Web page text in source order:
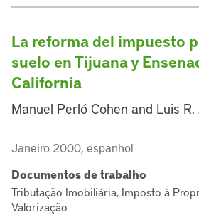
La reforma del impuesto
suelo en Tijuana y
California
Manuel Perló Cohen and Luis
Janeiro 2000, espanhol
Documentos de trabalho
Tributação Imobiliária, Imposto à
Valorização